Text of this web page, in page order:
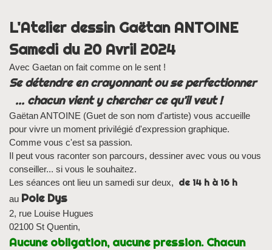
L'Atelier dessin Gaëtan ANTOINE
Samedi du 20 Avril 2024
Avec Gaetan on fait comme on le sent !
Se détendre en crayonnant ou se perfectionner
... chacun vient y chercher ce qu'il veut !
Gaëtan ANTOINE (Guet de son nom d'artiste) vous accueille
pour vivre un moment privilégié d'expression graphique.
Comme vous c'est sa passion.
Il peut vous raconter son parcours, dessiner avec vous ou vous
conseiller... si vous le souhaitez.
Les séances ont lieu un samedi sur deux, de 14 h à 16 h
au Pole Dys
2, rue Louise Hugues
02100 St Quentin,
Aucune obligation, aucune pression. Chacun